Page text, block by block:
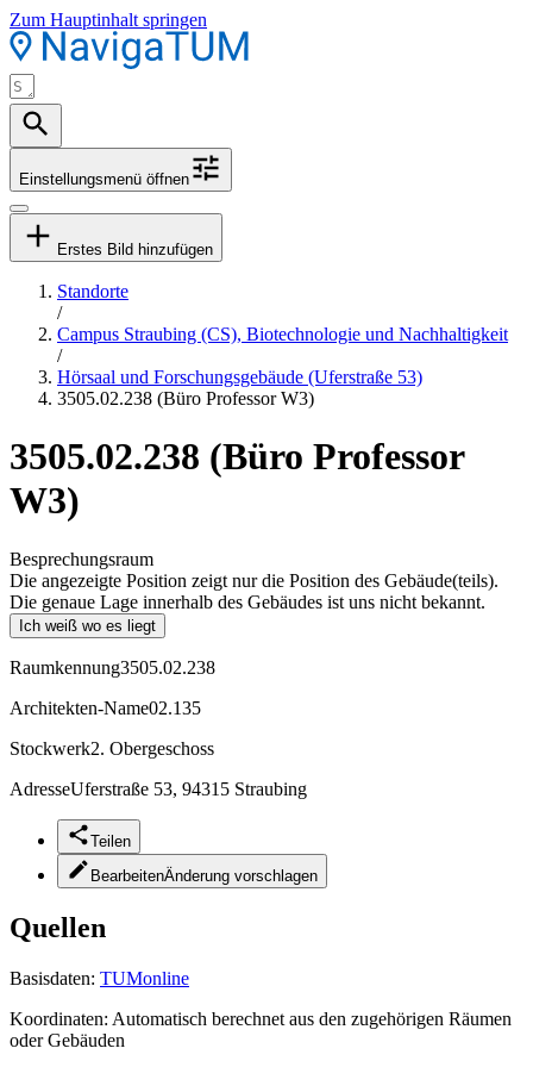
Zum Hauptinhalt springen
Einstellungsmenü öffnen
Erstes Bild hinzufügen
Standorte
/
Campus Straubing (CS), Biotechnologie und Nachhaltigkeit
/
Hörsaal und Forschungsgebäude (Uferstraße 53)
3505.02.238 (Büro Professor W3)
3505.02.238 (Büro Professor
W3)
Besprechungsraum
Die angezeigte Position zeigt nur die Position des Gebäude(teils).
Die genaue Lage innerhalb des Gebäudes ist uns nicht bekannt.
Ich weiß wo es liegt
Raumkennung3505.02.238
Architekten-Name02.135
Stockwerk2. Obergeschoss
AdresseUferstraße 53, 94315 Straubing
Teilen
BearbeitenÄnderung vorschlagen
Quellen
Basisdaten: TUMonline
Koordinaten: Automatisch berechnet aus den zugehörigen Räumen
oder Gebäuden